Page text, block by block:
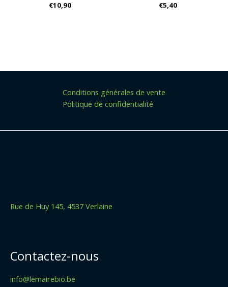
Rated
€10,90
Rated
€5,40
Conditions générales de vente
Politique de confidentialité
Rue de Huy 145, 4537 Verlaine
Contactez-nous
info@lemairebio.be